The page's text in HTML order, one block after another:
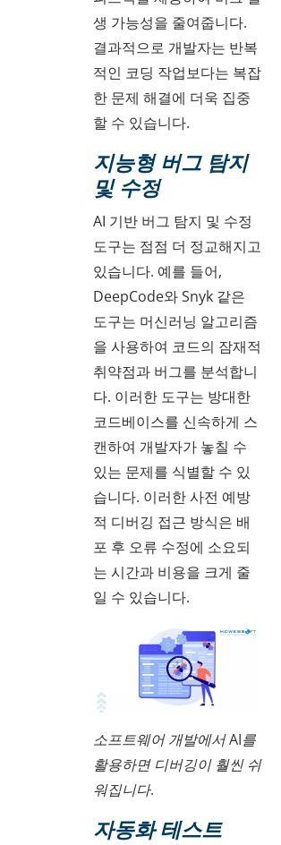
생 가능성을 줄여줍니다.
결과적으로 개발자는 반복
적인 코딩 작업보다는 복잡
한 문제 해결에 더욱 집중
할 수 있습니다.
지능형 버그 탐지
및 수정
AI 기반 버그 탐지 및 수정
도구는 점점 더 정교해지고
있습니다. 예를 들어,
DeepCode와 Snyk 같은
도구는 머신러닝 알고리즘
을 사용하여 코드의 잠재적
취약점과 버그를 분석합니
다. 이러한 도구는 방대한
코드베이스를 신속하게 스
캔하여 개발자가 놓칠 수
있는 문제를 식별할 수 있
습니다. 이러한 사전 예방
적 디버깅 접근 방식은 배
포 후 오류 수정에 소요되
는 시간과 비용을 크게 줄
일 수 있습니다.
소프트웨어 개발에서 AI를
활용하면 디버깅이 훨씬 쉬
워집니다.
자동화 테스트